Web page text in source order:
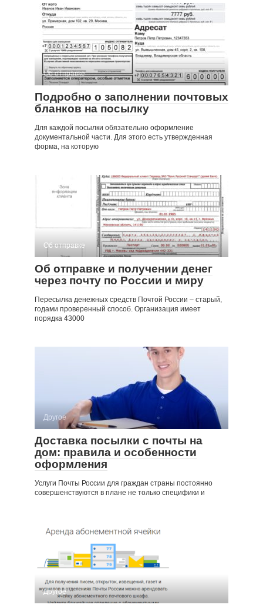
Об отправке
Подробно о заполнении почтовых
бланков на посылку
Для каждой посылки обязательно оформление
документальной части. Для этого есть утвержденная
форма, на которую
Об отправке
Об отправке и получении денег
через почту по России и миру
Пересылка денежных средств Почтой России ‒ старый,
годами проверенный способ. Организация имеет
порядка 43000
Другое
Доставка посылки с почты на
дом: правила и особенности
оформления
Услуги Почты России для граждан страны постоянно
совершенствуются в плане не только специфики и
Другое